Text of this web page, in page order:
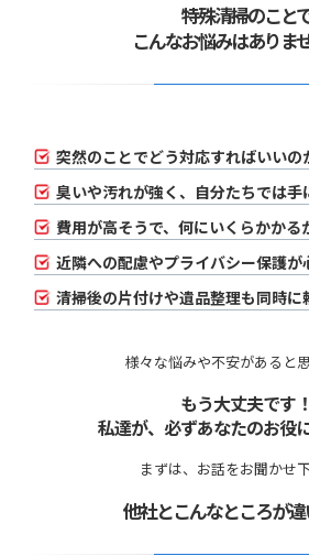
特殊清掃のこと
こんなお悩みはありま
突然のことでどう対応すればいいの
臭いや汚れが強く、自分たちでは手
費用が高そうで、何にいくらかかる
近隣への配慮やプライバシー保護が
清掃後の片付けや遺品整理も同時に
様々な悩みや不安があると思
もう大丈夫です！
私達が、必ずあなたのお役
まずは、お話をお聞かせ
他社とこんなところが違